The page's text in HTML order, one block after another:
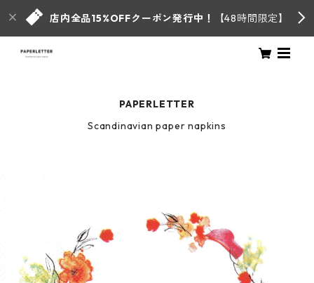
店内全品15%OFFクーポン発行中！ 【48時間限定】
PAPERLETTER
Scandinavian paper napkins